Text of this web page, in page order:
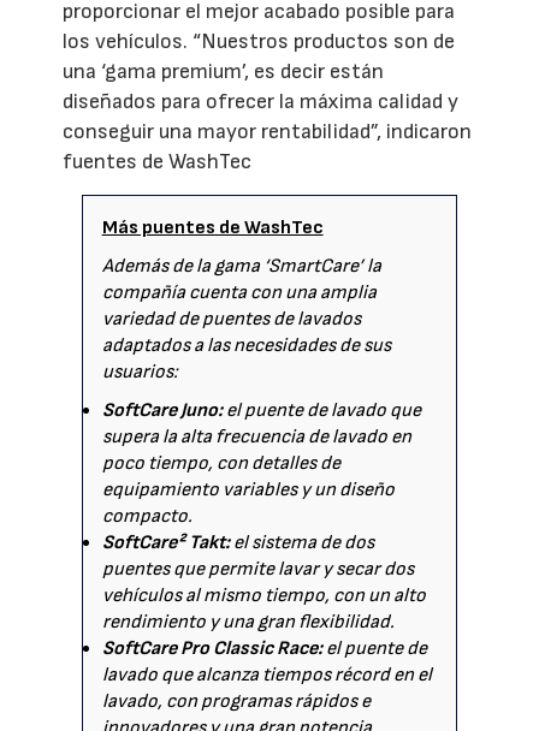
proporcionar el mejor acabado posible para
los vehículos. “Nuestros productos son de
una ‘gama premium’, es decir están
diseñados para ofrecer la máxima calidad y
conseguir una mayor rentabilidad”, indicaron
fuentes de WashTec
Más puentes de WashTec
Además de la gama ‘SmartCare’ la
compañía cuenta con una amplia
variedad de puentes de lavados
adaptados a las necesidades de sus
usuarios:
SoftCare Juno:el puente de lavado que
supera la alta frecuencia de lavado en
poco tiempo, con detalles de
equipamiento variables y un diseño
compacto.
SoftCare² Takt:el sistema de dos
puentes que permite lavar y secar dos
vehículos al mismo tiempo, con un alto
rendimiento y una gran flexibilidad.
SoftCare Pro Classic Race:el puente de
lavado que alcanza tiempos récord en el
lavado, con programas rápidos e